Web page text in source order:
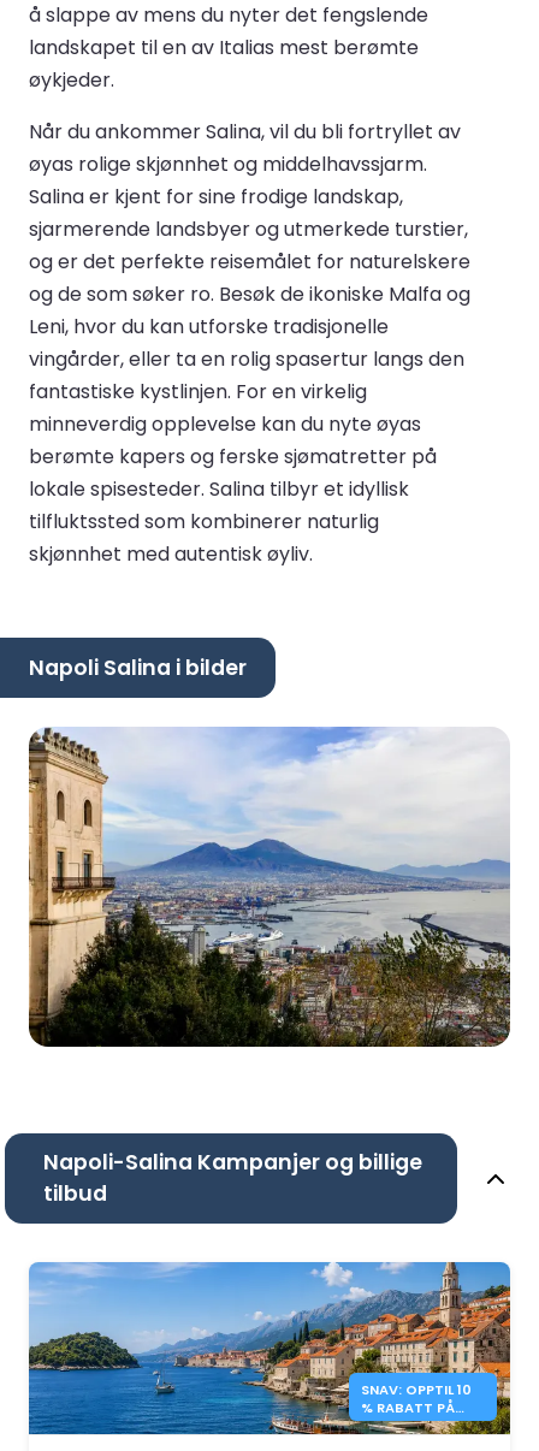
å slappe av mens du nyter det fengslende
landskapet til en av Italias mest berømte
øykjeder.
Når du ankommer Salina, vil du bli fortryllet av
øyas rolige skjønnhet og middelhavssjarm.
Salina er kjent for sine frodige landskap,
sjarmerende landsbyer og utmerkede turstier,
og er det perfekte reisemålet for naturelskere
og de som søker ro. Besøk de ikoniske Malfa og
Leni, hvor du kan utforske tradisjonelle
vingårder, eller ta en rolig spasertur langs den
fantastiske kystlinjen. For en virkelig
minneverdig opplevelse kan du nyte øyas
berømte kapers og ferske sjømatretter på
lokale spisesteder. Salina tilbyr et idyllisk
tilfluktssted som kombinerer naturlig
skjønnhet med autentisk øyliv.
Napoli Salina i bilder
Napoli-Salina Kampanjer og billige
tilbud
SNAV: OPPTIL 10
% RABATT PÅ
FERGER TIL